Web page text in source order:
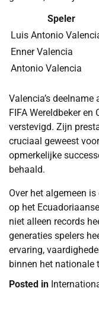
Speler
Luis Antonio
Enner Valencia
Antonio Valencia
Valencia’s
FIFA Wereldbeker
verstevigd. Zijn
cruciaal geweest
opmerkelijke
behaald.
Over het algemeen
op het
niet alleen records
generaties spelers
ervaring,
binnen het nationale
Posted in